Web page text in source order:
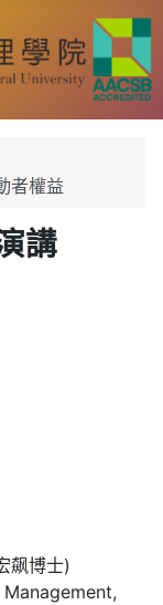
者權益
講
飙博士)